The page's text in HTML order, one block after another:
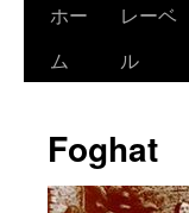
ツ
ホー
ム
レーベ
ル
Foghat